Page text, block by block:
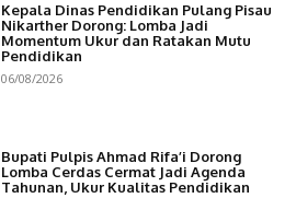
Kepala Dinas Pendidikan Pulang Pisau
Nikarther Dorong: Lomba Jadi
Momentum Ukur dan Ratakan Mutu
Pendidikan
06/08/2026
Bupati Pulpis Ahmad Rifa’i Dorong
Lomba Cerdas Cermat Jadi Agenda
Tahunan, Ukur Kualitas Pendidikan